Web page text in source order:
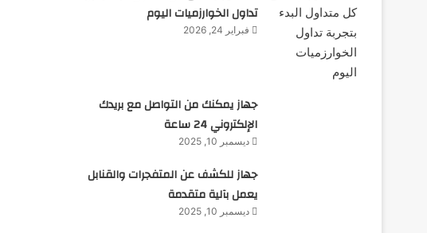
تداول الخوارزميات اليوم
فبراير 24, 2026
جهاز يمكنك من التواصل مع بريدك
الإلكتروني 24 ساعة
ديسمبر 10, 2025
جهاز للكشف عن المتفجرات والقنابل
يعمل بآلية متقدمة
ديسمبر 10, 2025